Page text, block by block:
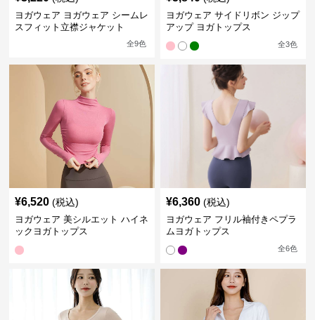
ヨガウェア ヨガウェア シームレ
スフィット立襟ジャケット
全9色
ヨガウェア サイドリボン ジップ
アップ ヨガトップス
全3色
¥6,520 (税込)
ヨガウェア 美シルエット ハイネ
ックヨガトップス
¥6,360 (税込)
ヨガウェア フリル袖付きペプラ
ムヨガトップス
全6色